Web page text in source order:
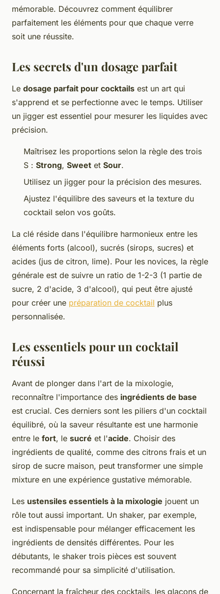
mémorable. Découvrez comment équilibrer
parfaitement les éléments pour que chaque verre
soit une réussite.
Les secrets d'un dosage parfait
Le dosage parfait pour cocktails est un art qui
s'apprend et se perfectionne avec le temps. Utiliser
un jigger est essentiel pour mesurer les liquides avec
précision.
Maîtrisez les proportions selon la règle des trois
S : Strong, Sweet et Sour.
Utilisez un jigger pour la précision des mesures.
Ajustez l'équilibre des saveurs et la texture du
cocktail selon vos goûts.
La clé réside dans l'équilibre harmonieux entre les
éléments forts (alcool), sucrés (sirops, sucres) et
acides (jus de citron, lime). Pour les novices, la règle
générale est de suivre un ratio de 1-2-3 (1 partie de
sucre, 2 d'acide, 3 d'alcool), qui peut être ajusté
pour créer une préparation de cocktail plus
personnalisée.
Les essentiels pour un cocktail
réussi
Avant de plonger dans l'art de la mixologie,
reconnaître l'importance des ingrédients de base
est crucial. Ces derniers sont les piliers d'un cocktail
équilibré, où la saveur résultante est une harmonie
entre le fort, le sucré et l'acide. Choisir des
ingrédients de qualité, comme des citrons frais et un
sirop de sucre maison, peut transformer une simple
mixture en une expérience gustative mémorable.
Les ustensiles essentiels à la mixologie jouent un
rôle tout aussi important. Un shaker, par exemple,
est indispensable pour mélanger efficacement les
ingrédients de densités différentes. Pour les
débutants, le shaker trois pièces est souvent
recommandé pour sa simplicité d'utilisation.
Concernant la fraîcheur des cocktails, les glaçons de